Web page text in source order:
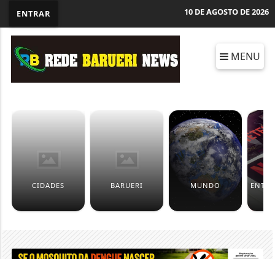
ENTRAR 10 DE AGOSTO DE 2026
MENU
CIDADES BARUERI MUNDO